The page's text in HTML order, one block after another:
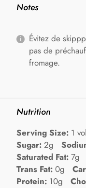
Notes
Évitez de
pas de
fromage.
Nutrition
Serving Size: 1
Sugar: 2g
Saturated Fat: 7g
Trans Fat: 0g
Protein: 10g